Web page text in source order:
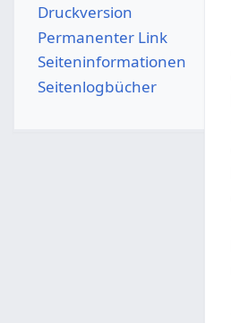
Druckversion
Permanenter Link
Seiten­­informationen
Seitenlogbücher